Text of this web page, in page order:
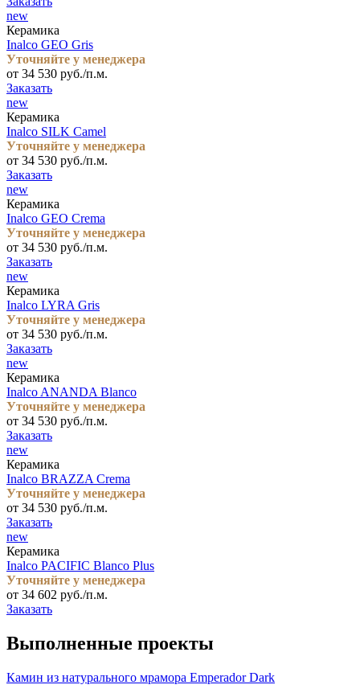
new
Керамика
Inalco GEO Gris
Уточняйте у менеджера
от 34 530 руб./п.м.
Заказать
new
Керамика
Inalco SILK Camel
Уточняйте у менеджера
от 34 530 руб./п.м.
Заказать
new
Керамика
Inalco GEO Crema
Уточняйте у менеджера
от 34 530 руб./п.м.
Заказать
new
Керамика
Inalco LYRA Gris
Уточняйте у менеджера
от 34 530 руб./п.м.
Заказать
new
Керамика
Inalco ANANDA Blanco
Уточняйте у менеджера
от 34 530 руб./п.м.
Заказать
new
Керамика
Inalco BRAZZA Crema
Уточняйте у менеджера
от 34 530 руб./п.м.
Заказать
new
Керамика
Inalco PACIFIC Blanco Plus
Уточняйте у менеджера
от 34 602 руб./п.м.
Заказать
Выполненные проекты
Камин из натурального мрамора Emperador Dark